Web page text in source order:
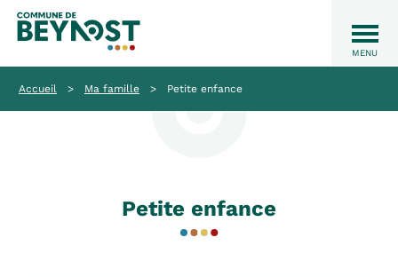
Accueil > Ma famille > Petite enfance
Petite enfance